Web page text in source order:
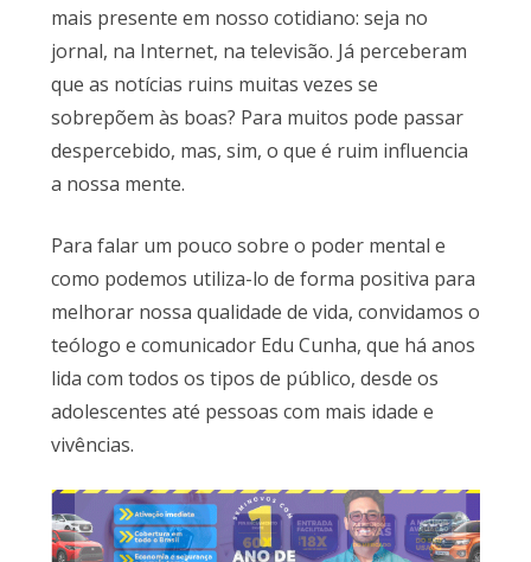
mais presente em nosso cotidiano: seja no
jornal, na Internet, na televisão. Já perceberam
que as notícias ruins muitas vezes se
sobrepõem às boas? Para muitos pode passar
despercebido, mas, sim, o que é ruim influencia
a nossa mente.
Para falar um pouco sobre o poder mental e
como podemos utiliza-lo de forma positiva para
melhorar nossa qualidade de vida, convidamos o
teólogo e comunicador Edu Cunha, que há anos
lida com todos os tipos de público, desde os
adolescentes até pessoas com mais idade e
vivências.